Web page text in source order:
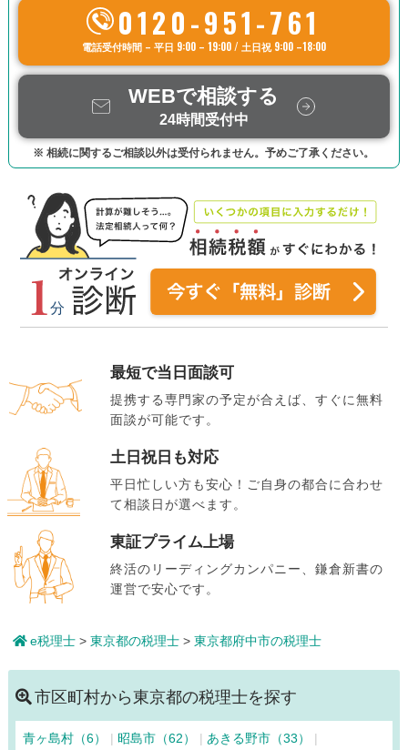
0120-951-761
電話受付時間 – 平日 9:00 – 19:00 / 土日祝 9:00 –18:00
WEBで相談する
24時間受付中
※ 相続に関するご相談以外は受付られません。予めご了承ください。
最短で当日面談可
提携する専門家の予定が合えば、すぐに無料
面談が可能です。
土日祝日も対応
平日忙しい方も安心！ご自身の都合に合わせ
て相談日が選べます。
東証プライム上場
終活のリーディングカンパニー、鎌倉新書の
運営で安心です。
e税理士> 東京都の税理士> 東京都府中市の税理士
市区町村から東京都の税理士を探す
青ヶ島村（6） 昭島市（62）
あきる野市（33）